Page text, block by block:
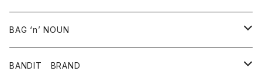
その他雑貨
スカート
パンツ
グッズ
靴
アウター
革ジャケット
BAG ‘n’ NOUN
アクセサリー
BANDIT BRAND